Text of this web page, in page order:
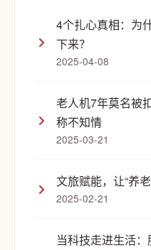
4个扎心真相：为
下来？
2025-04-08
老人机7年莫名被
称不知情
2025-03-21
文旅赋能，让“养老
2025-02-21
当科技走进生活